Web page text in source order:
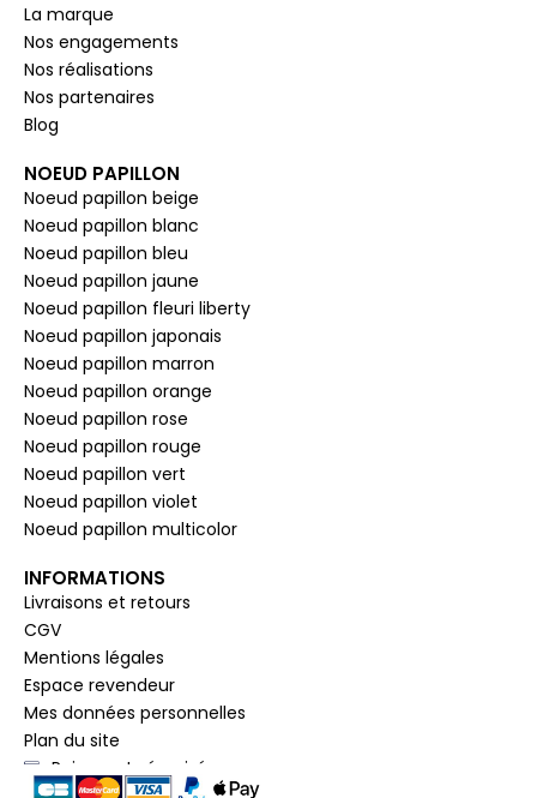
La marque
Nos engagements
Nos réalisations
Nos partenaires
Blog
NOEUD PAPILLON
Noeud papillon beige
Noeud papillon blanc
Noeud papillon bleu
Noeud papillon jaune
Noeud papillon fleuri liberty
Noeud papillon japonais
Noeud papillon marron
Noeud papillon orange
Noeud papillon rose
Noeud papillon rouge
Noeud papillon vert
Noeud papillon violet
Noeud papillon multicolor
INFORMATIONS
Livraisons et retours
CGV
Mentions légales
Espace revendeur
Mes données personnelles
Plan du site
Paiement sécurisé